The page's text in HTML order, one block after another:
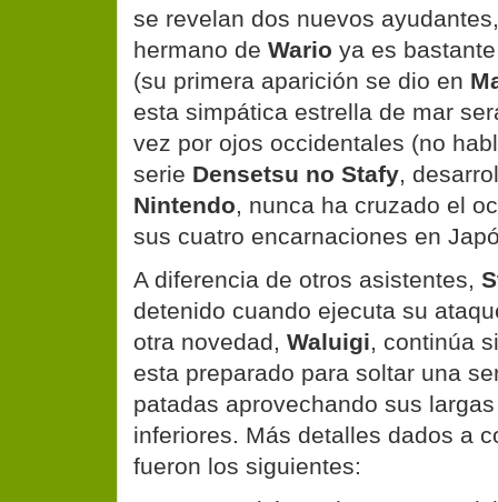
se revelan dos nuevos
hermano de Wario ya es
(su primera aparición se dio en
esta simpática estrella de mar
vez por ojos occidentales (no
serie Densetsu no Stafy,
Nintendo, nunca ha cruzado el
sus cuatro encarnaciones en
A diferencia de otros asistentes,
detenido cuando ejecuta su
otra novedad, Waluigi, continúa
esta preparado para soltar una
patadas aprovechando sus
inferiores. Más detalles dados a
fueron los siguientes: